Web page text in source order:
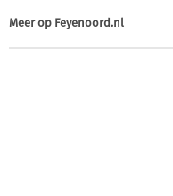
Meer op Feyenoord.nl